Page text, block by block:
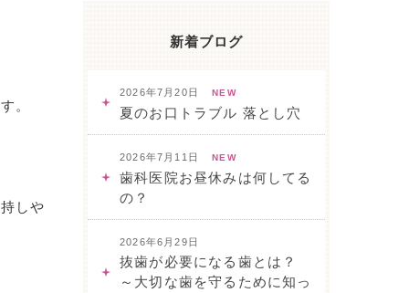
。
しや
新着ブログ
2026年7月20日 NEW
夏のお口トラブル 落とし穴
2026年7月11日 NEW
歯科医院お昼休みは何してる
の？
2026年6月29日
抜歯が必要になる歯とは？
～大切な歯を守るために知っ